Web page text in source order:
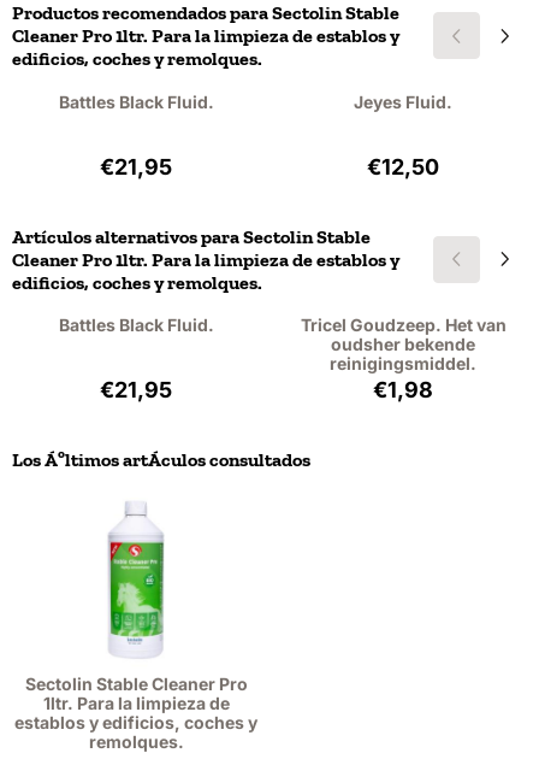
Productos recomendados paraSectolin Stable
Cleaner Pro 1ltr. Para la limpieza de establos y
edificios, coches y remolques.
Battles Black Fluid.
Precio: 21,95, sin IVA: 18,14
€21,95
Jeyes Fluid.
Precio: 12,50,
€12,50
Artículos alternativos paraSectolin Stable
Cleaner Pro 1ltr. Para la limpieza de establos y
edificios, coches y remolques.
Battles Black Fluid.
Precio: 21,95, sin IVA: 18,14
€21,95
Tricel Goudzeep. Het van
oudsher bekende
reinigingsmiddel.
Precio: 1,98, sin
€1,98
Los Áºltimos artÁ­culos consultados
Sectolin Stable Cleaner Pro
1ltr. Para la limpieza de
establos y edificios, coches y
remolques.